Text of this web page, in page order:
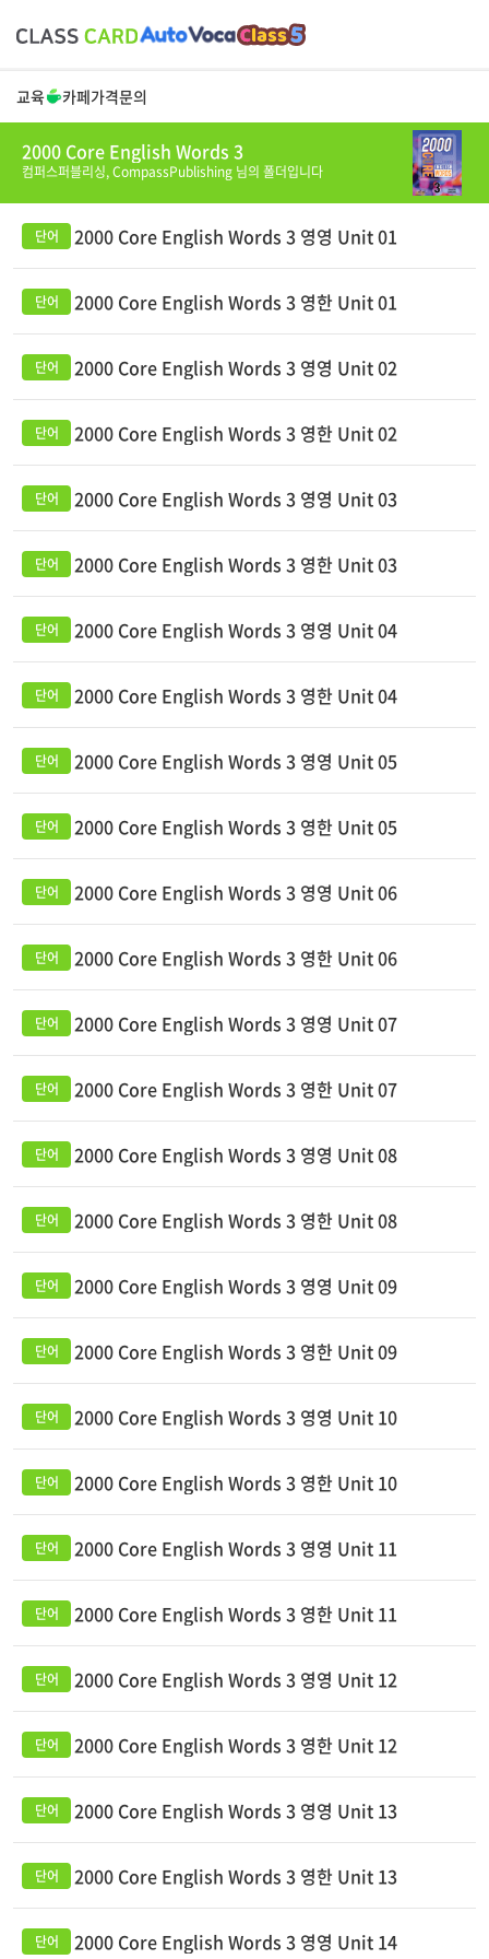
교육 카페가격문의
2000 Core English Words 3
컴퍼스퍼블리싱,CompassPublishing 님의 폴더입니다
2000 Core English Words 3 영영 Unit 01
2000 Core English Words 3 영한 Unit 01
2000 Core English Words 3 영영 Unit 02
2000 Core English Words 3 영한 Unit 02
2000 Core English Words 3 영영 Unit 03
2000 Core English Words 3 영한 Unit 03
2000 Core English Words 3 영영 Unit 04
2000 Core English Words 3 영한 Unit 04
2000 Core English Words 3 영영 Unit 05
2000 Core English Words 3 영한 Unit 05
2000 Core English Words 3 영영 Unit 06
2000 Core English Words 3 영한 Unit 06
2000 Core English Words 3 영영 Unit 07
2000 Core English Words 3 영한 Unit 07
2000 Core English Words 3 영영 Unit 08
2000 Core English Words 3 영한 Unit 08
2000 Core English Words 3 영영 Unit 09
2000 Core English Words 3 영한 Unit 09
2000 Core English Words 3 영영 Unit 10
2000 Core English Words 3 영한 Unit 10
2000 Core English Words 3 영영 Unit 11
2000 Core English Words 3 영한 Unit 11
2000 Core English Words 3 영영 Unit 12
2000 Core English Words 3 영한 Unit 12
2000 Core English Words 3 영영 Unit 13
2000 Core English Words 3 영한 Unit 13
2000 Core English Words 3 영영 Unit 14